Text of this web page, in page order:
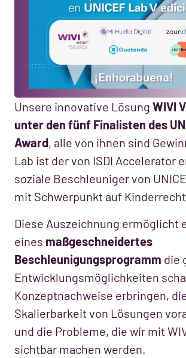
Unsere innovative Lösung WIVI
unter den fünf Finalisten des
Award, alle von ihnen sind
Lab ist der von ISDI Accelerator
soziale Beschleuniger von
mit Schwerpunkt auf
Diese Auszeichnung ermöglicht
eines maßgeschneidertes
Beschleunigungsprogramm die
Entwicklungsmöglichkeiten
Konzeptnachweise erbringen,
Skalierbarkeit von Lösungen
und die Probleme, die wir mit
sichtbar machen werden.